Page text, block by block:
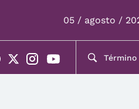
05 / agosto /